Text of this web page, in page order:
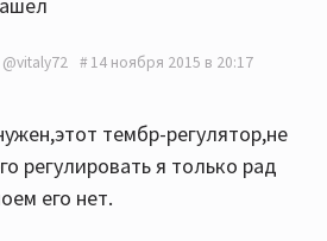
@vitaly72 14 ноября 2015 в 20:17
тембр-регулятор,не
регулировать я только рад
его нет.